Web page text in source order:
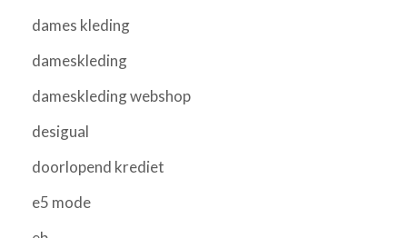
dames kleding
dameskleding
dameskleding webshop
desigual
doorlopend krediet
e5 mode